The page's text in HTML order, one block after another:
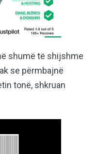
shumë të shijshme
se përmbajnë
tonë, shkruan